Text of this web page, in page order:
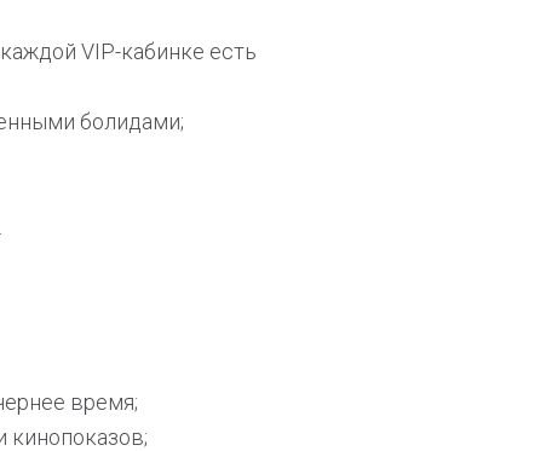
VIP-кабинке есть
болидами;
время;
кинопоказов;